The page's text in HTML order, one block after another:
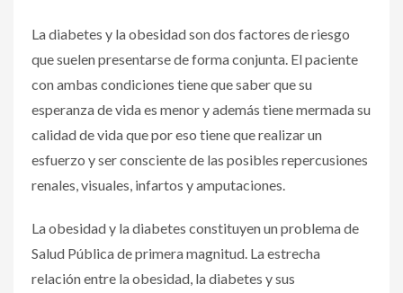
La diabetes y la obesidad son dos factores de riesgo
que suelen presentarse de forma conjunta. El paciente
con ambas condiciones tiene que saber que su
esperanza de vida es menor y además tiene mermada su
calidad de vida que por eso tiene que realizar un
esfuerzo y ser consciente de las posibles repercusiones
renales, visuales, infartos y amputaciones.
La obesidad y la diabetes constituyen un problema de
Salud Pública de primera magnitud. La estrecha
relación entre la obesidad, la diabetes y sus